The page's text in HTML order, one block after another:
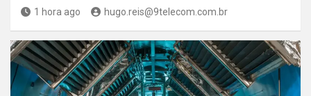
1 hora ago hugo.reis@9telecom.com.br